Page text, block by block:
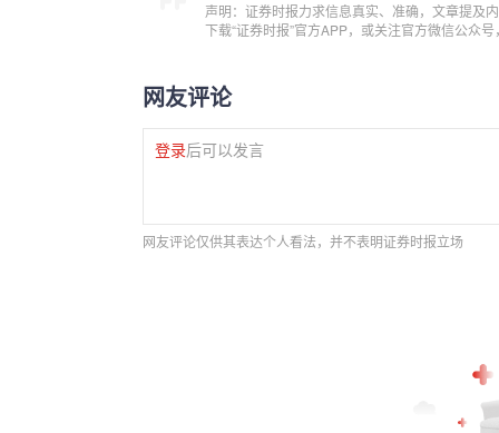
声明：证券时报力求信息真实、准确，文章提及
下载“证券时报”官方APP，或关注官方微信公众
网友评论
登录后可以发言
网友评论仅供其表达个人看法，并不表明证券时报立场